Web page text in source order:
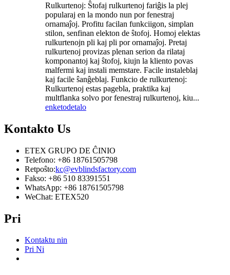
Rulkurtenoj: Ŝtofaj rulkurtenoj fariĝis la plej
popularaj en la mondo nun por fenestraj
ornamaĵoj. Profitu facilan funkciigon, simplan
stilon, senfinan elekton de ŝtofoj. Homoj elektas
rulkurtenojn pli kaj pli por ornamaĵoj. Pretaj
rulkurtenoj provizas plenan serion da rilataj
komponantoj kaj ŝtofoj, kiujn la kliento povas
malfermi kaj instali memstare. Facile instaleblaj
kaj facile ŝanĝeblaj. Funkcio de rulkurtenoj:
Rulkurtenoj estas pagebla, praktika kaj
multflanka solvo por fenestraj rulkurtenoj, kiu...
enketodetalo
Kontakto Us
ETEX GRUPO DE ĈINIO
Telefono: +86 18761505798
Retpoŝto:kc@evblindsfactory.com
Fakso: +86 510 83391551
WhatsApp: +86 18761505798
WeChat: ETEX520
Pri
Kontaktu nin
Pri Ni